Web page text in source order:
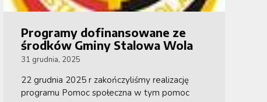
Programy dofinansowane ze
środków Gminy Stalowa Wola
31 grudnia, 2025
22 grudnia 2025 r zakończyliśmy realizację
programu Pomoc społeczna w tym pomoc